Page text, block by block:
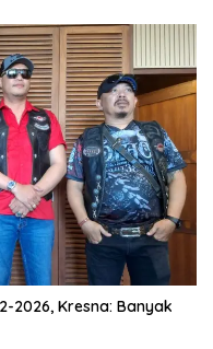
2026, Kresna: Banyak